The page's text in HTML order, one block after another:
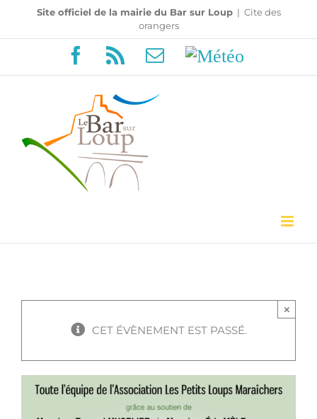
au
Site officiel de la mairie du Bar sur Loup | Cite des
orangers
Facebook
Rss EmailMétéo
CET ÉVÈNEMENT EST PASSÉ.
×